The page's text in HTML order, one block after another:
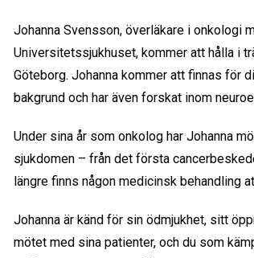
Johanna Svensson, överläkare i onkologi
Universitetssjukhuset, kommer att hålla i
Göteborg. Johanna kommer att finnas för
bakgrund och har även forskat inom
Under sina år som onkolog har Johanna
sjukdomen – från det första
längre finns någon medicinsk behandling
Johanna är känd för sin ödmjukhet, sitt
mötet med sina patienter, och du som